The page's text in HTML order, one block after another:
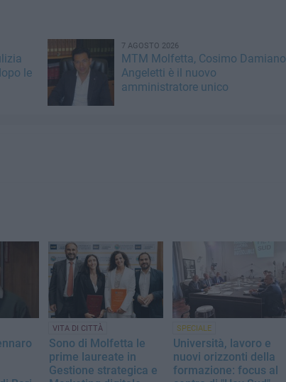
le
7 AGOSTO 2026
MTM Molfetta, Cosimo Damiano
Angeletti è il nuovo
amministratore unico
VITA DI CITTÀ
Sono di Molfetta le
prime laureate in
Gestione strategica e
SPECIALE
Università, lavoro e
nuovi orizzonti della
formazione: focus al